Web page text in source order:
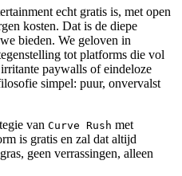
echt gratis is, met open
kosten. Dat is de diepe
bieden. We geloven in
tot platforms die vol
paywalls of eindeloze
simpel: puur, onvervalst
van Curve Rush met
is gratis en zal dat altijd
geen verrassingen, alleen